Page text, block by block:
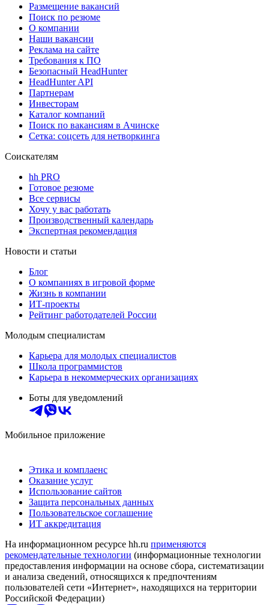
Размещение вакансий
Поиск по резюме
О компании
Наши вакансии
Реклама на сайте
Требования к ПО
Безопасный HeadHunter
HeadHunter API
Партнерам
Инвесторам
Каталог компаний
Поиск по вакансиям в Ачинске
Сетка: соцсеть для нетворкинга
Соискателям
hh PRO
Готовое резюме
Все сервисы
Хочу у вас работать
Производственный календарь
Экспертная рекомендация
Новости и статьи
Блог
О компаниях в игровой форме
Жизнь в компании
ИТ-проекты
Рейтинг работодателей России
Молодым специалистам
Карьера для молодых специалистов
Школа программистов
Карьера в некоммерческих организациях
Боты для уведомлений
Мобильное приложение
Этика и комплаенс
Оказание услуг
Использование сайтов
Защита персональных данных
Пользовательское соглашение
ИТ аккредитация
На информационном ресурсе hh.ru применяются
рекомендательные технологии (информационные технологии
предоставления информации на основе сбора, систематизации
и анализа сведений, относящихся к предпочтениям
пользователей сети «Интернет», находящихся на территории
Российской Федерации)